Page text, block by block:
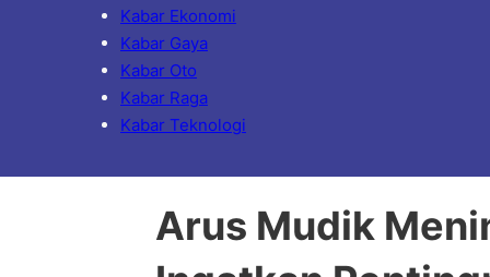
Kabar Ekonomi
Kabar Gaya
Kabar Oto
Kabar Raga
Kabar Teknologi
Arus Mudik